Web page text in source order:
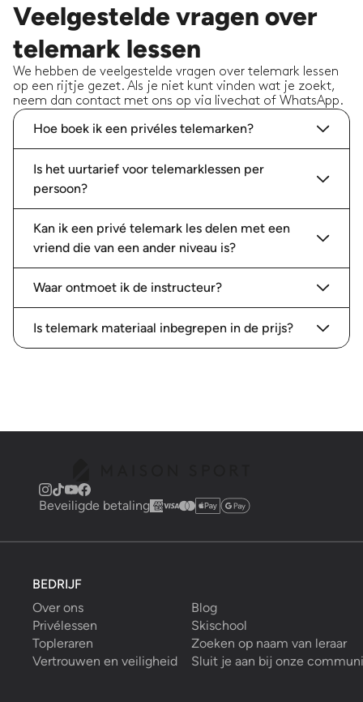
Veelgestelde vragen over
telemark lessen
We hebben de veelgestelde vragen over telemark lessen
op een rijtje gezet. Als je niet kunt vinden wat je zoekt,
neem dan contact met ons op via livechat of WhatsApp.
Hoe boek ik een privéles telemarken?
Is het uurtarief voor telemarklessen per
persoon?
Kan ik een privé telemark les delen met een
vriend die van een ander niveau is?
Waar ontmoet ik de instructeur?
Is telemark materiaal inbegrepen in de prijs?
Beveiligde betaling
BEDRIJF
Over ons
Blog
Privélessen
Skischool
Topleraren
Zoeken op naam van leraar
Vertrouwen en veiligheid
Sluit je aan bij onze